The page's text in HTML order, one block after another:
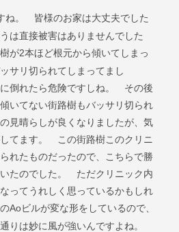
ね。 皆様のお家は大丈夫でした
直接被害はありませんでした
が2本ほど根元から傾いてしまっ
サリ切られてしまってまし
倒れたら危険ですしね。 その後
いてない街路樹もバッサリ切られ
見晴らしが良くなりましたが、気
てます。 この街路樹このクリニ
れたものだったので、こちらで勝
たのでした。 ただクリニック内
ってうれしく思っているかもしれ
Aoビルが変な形をしているので、
りは妙に風が強いんですよね。